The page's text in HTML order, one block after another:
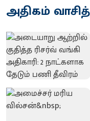
அதிகம்